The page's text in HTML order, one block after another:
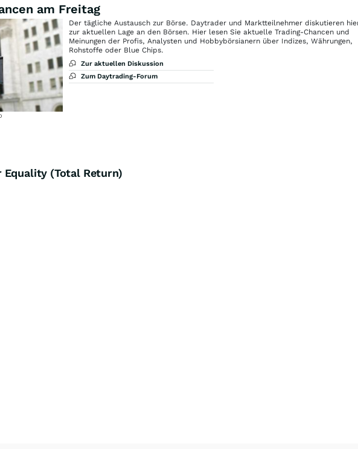
am Freitag
Der tägliche Austausch zur Börse. Daytrader und Marktteilnehmer diskutieren
zur aktuellen Lage an den Börsen. Hier lesen Sie aktuelle Trading-Chancen und
Meinungen der Profis, Analysten und Hobbybörsianern über Indizes, Währungen,
Rohstoffe oder Blue Chips.
Zur aktuellen Diskussion
Zum Daytrading-Forum
Equality (Total Return)